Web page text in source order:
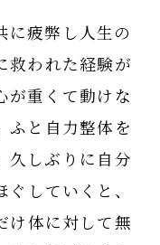
に疲弊し人生の
救われた経験が
が重くて動けな
ふと自力整体を
久しぶりに自分
していくと、
け体に対して無